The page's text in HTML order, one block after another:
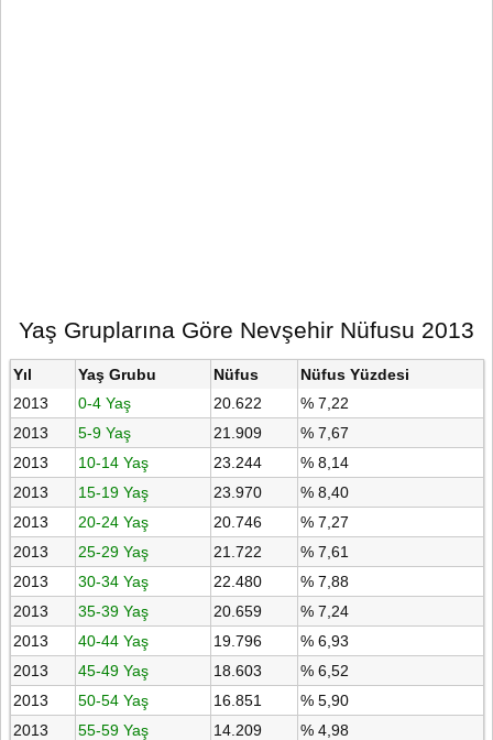
Yaş Gruplarına Göre Nevşehir Nüfusu 2013
Yıl Yaş Grubu Nüfus
Nüfus Yüzdesi
2013
0-4 Yaş 20.622
% 7,22
2013
5-9 Yaş 21.909
% 7,67
2013
10-14 Yaş 23.244
% 8,14
2013
15-19 Yaş 23.970
% 8,40
2013
20-24 Yaş 20.746
% 7,27
2013
25-29 Yaş 21.722
% 7,61
2013
30-34 Yaş 22.480
% 7,88
2013
35-39 Yaş 20.659
% 7,24
2013
40-44 Yaş 19.796
% 6,93
2013
45-49 Yaş 18.603
% 6,52
2013
50-54 Yaş 16.851
% 5,90
2013
55-59 Yaş 14.209
% 4,98